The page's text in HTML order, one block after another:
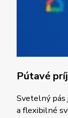
Pútavé
Svetelný pás
a flexibilné